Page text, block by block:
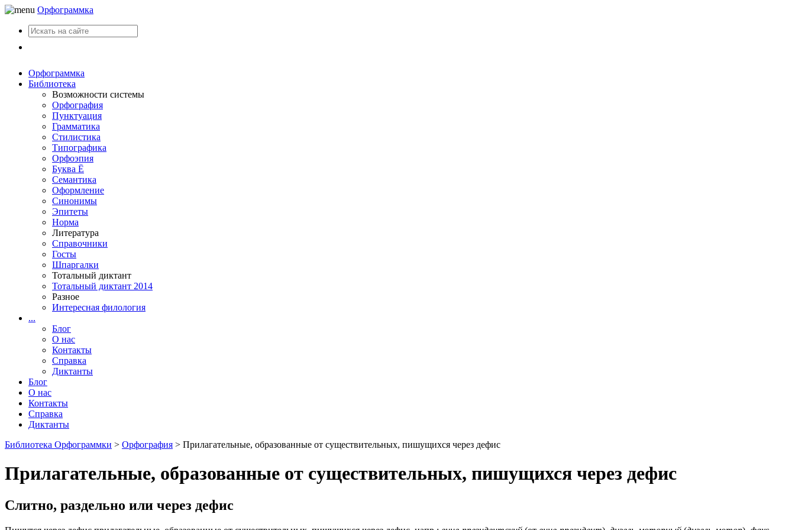
Орфограммка
Орфограммка
Библиотека
Возможности системы
Орфография
Пунктуация
Грамматика
Стилистика
Типографика
Орфоэпия
Буква Ё
Семантика
Оформление
Синонимы
Эпитеты
Норма
Литература
Справочники
Госты
Шпаргалки
Тотальный диктант
Тотальный диктант 2014
Разное
Интересная филология
...
Блог
О нас
Контакты
Справка
Диктанты
Блог
О нас
Контакты
Справка
Диктанты
Библиотека Орфограммки > Орфография > Прилагательные, образованные от существительных, пишущихся через дефис
Прилагательные, образованные от существительных, пишущихся через дефис
Слитно, раздельно или через дефис